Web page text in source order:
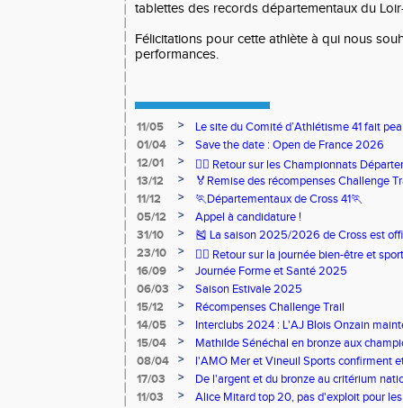
tablettes des records départementaux du
Félicitations pour cette athlète à qui nous
performances.
11/05 >
Le site du Comité d’Athlétisme 41 fait
01/04
>
Save the date : Open de France 2026
12/01
>
🏃‍♂️ Retour sur les Championnats
13/12
>
🏅Remise des récompenses Challenge
11/12
>
🏃Départementaux de Cross 41🏃
05/12
>
Appel à candidature !
31/10
>
🎽 La saison 2025/2026 de Cross est
23/10
>
🧘‍♀️ Retour sur la journée bien-être et
16/09
>
Journée Forme et Santé 2025
06/03
>
Saison Estivale 2025
15/12
>
Récompenses Challenge Trail
14/05
>
Interclubs 2024 : L'AJ Blois Onzain
Romorantin en N2B
15/04 >
Mathilde Sénéchal en bronze aux
08/04
>
l'AMO Mer et Vineuil Sports confirment
benjamins
17/03 >
De l'argent et du bronze au critérium
11/03
>
Alice Mitard top 20, pas d'exploit pour